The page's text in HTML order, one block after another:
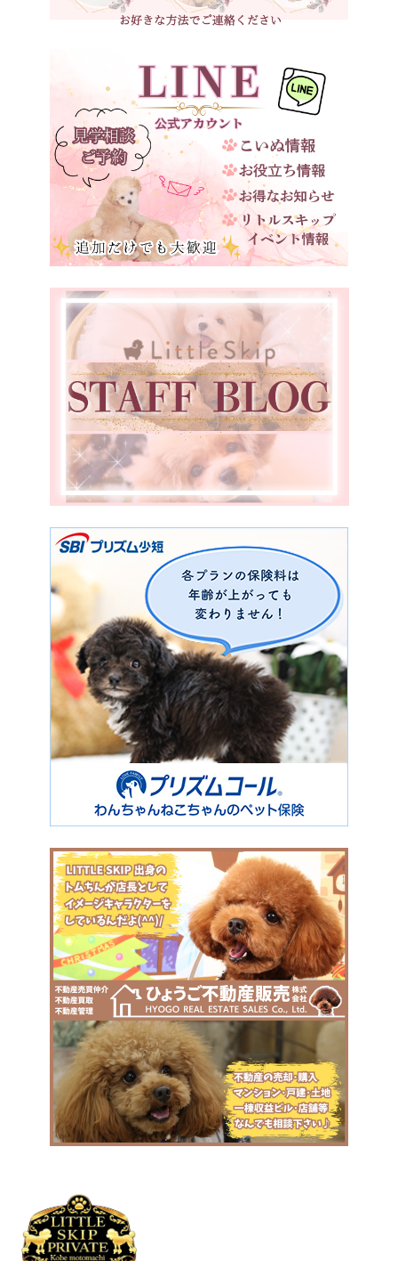
ベージュ三重県
大阪府
兵庫県
奈良県
和歌山県
鳥取県
島根県
岡山県
広島県
山口県
徳島県
愛媛県
福岡県
宮崎県
鹿児島県
香川県